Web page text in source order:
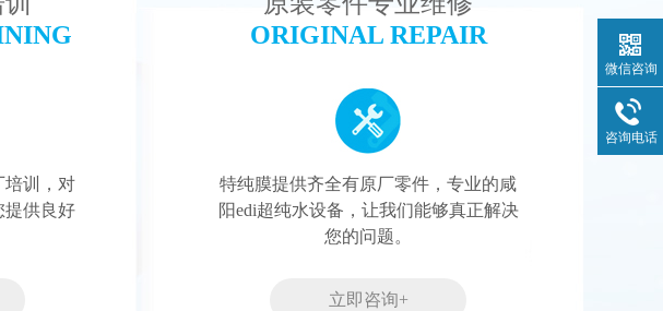
培训，对
提供良好
ORIGINAL REPAIR
特纯膜提供齐全有原厂零件，专业的咸
阳edi超纯水设备，让我们能够真正解决
您的问题。
立即咨询+
微信咨询
咨询电话